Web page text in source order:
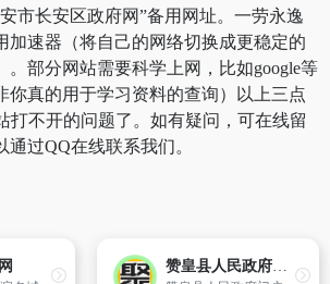
市长安区政府网”备用网址。一劳永逸
加速器（将自己的网络切换成更稳定的
。部分网站需要科学上网，比如google等
你真的用于学习资料的查询）以上三点
打不开的问题了。如有疑问，可在线留
过QQ在线联系我们。
赞皇县人民政府门户网站